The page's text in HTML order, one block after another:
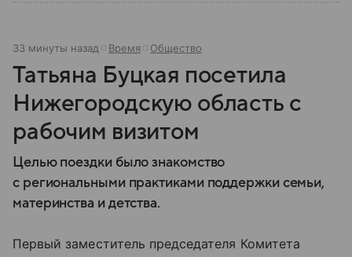
33 минуты назад Время Общество
Татьяна Буцкая посетила
Нижегородскую область с
рабочим визитом
Целью поездки было знакомство
с региональными практиками поддержки семьи,
материнства и детства.
Первый заместитель председателя Комитета